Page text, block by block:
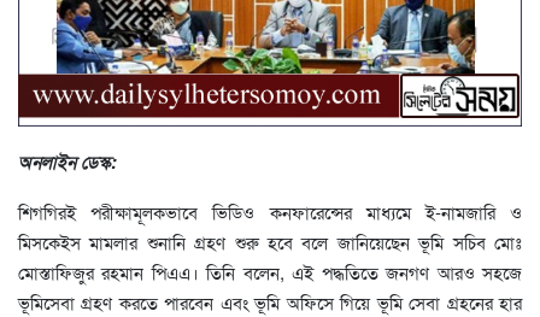
অনলাইন ডেস্ক:
শিগগিরই পরীক্ষামূলকভাবে ভিডিও কনফারেন্সের মাধ্যমে ই-নামজারি ও
মিসকেইস মামলার শুনানি গ্রহণ শুরু হবে বলে জানিয়েছেন ভূমি সচিব মোঃ
মোস্তাফিজুর রহমান পিএএ। তিনি বলেন, এই পদ্ধতিতে জনগণ আরও সহজে
ভূমিসেবা গ্রহণ করতে পারবেন এবং ভূমি অফিসে গিয়ে ভূমি সেবা গ্রহনের হার